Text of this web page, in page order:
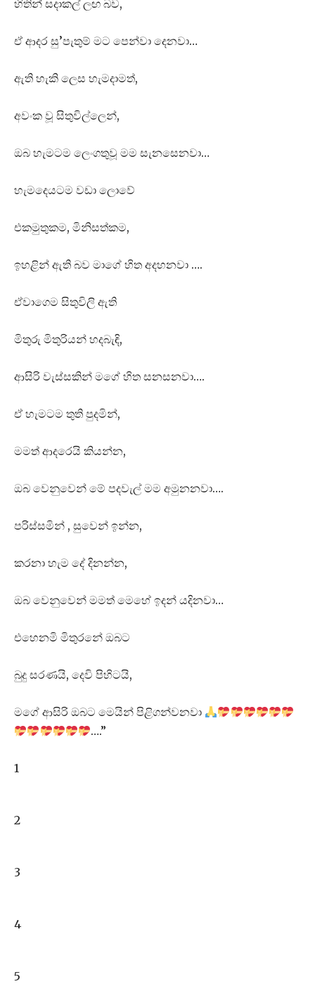
හිතින් සදාකල් ලඟ බව,
ඒ ආදර සු’පැතුම් මට පෙන්වා දෙනවා…
ඇති හැකි ලෙස හැමදාමත්,
අවංක වූ සිතුවිල්ලෙන්,
ඔබ හැමටම ලෙංගතුවූ මම සැනසෙනවා…
හැමදෙයටම වඩා ලොවේ
එකමුතුකම, මිනිසත්කම,
ඉහළින් ඇති බව මාගේ හිත අදහනවා ….
ඒවාගෙම සිතුවිලි ඇති
මිතුරු මිතුරියන් හදබැඳි,
ආසිරි වැස්සකින් මගේ හිත සනසනවා….
ඒ හැමටම තුති පුදමින්,
මමත් ආදරෙයි කියන්න,
ඔබ වෙනුවෙන් මේ පදවැල් මම අමුනනවා….
පරිස්සමින් , සුවෙන් ඉන්න,
කරනා හැම දේ දිනන්න,
ඔබ වෙනුවෙන් මමත් මෙහේ ඉදන් යදිනවා…
එහෙනමි මිතුරනේ ඔබට
බුදු සරණයි, දෙවි පිහිටයි,
මගේ ආසිරි ඔබට මෙයින් පිළිගන්වනවා
….”
1
2
3
4
5